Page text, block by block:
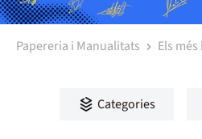
Papereria i Manualitats Els
Categories